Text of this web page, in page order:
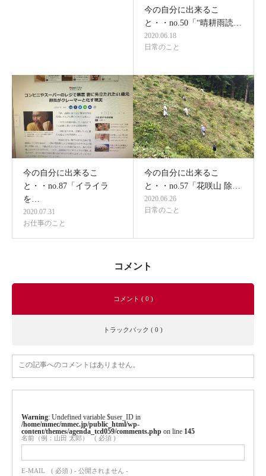
今の自分に出来るこ
と・・no.50「“晴耕雨読…
2020.06.18
日常のこと
今の自分に出来るこ
と・・no.87「イライラ
を…
2020.07.31
お仕事のこと
今の自分に出来るこ
と・・no.57「花咲山 除…
2020.06.26
日常のこと
コメント
コメント ( 0 )
トラックバック ( 0 )
この記事へのコメントはありません。
Warning : Undefined variable $user_ID in
/home/mmec/mmec.jp/public_html/wp-
content/themes/agenda_tcd059/comments.php on line 145
名前（例：山田 太郎） ( 必須 )
E-MAIL ( 必須 ) - 公開されません -